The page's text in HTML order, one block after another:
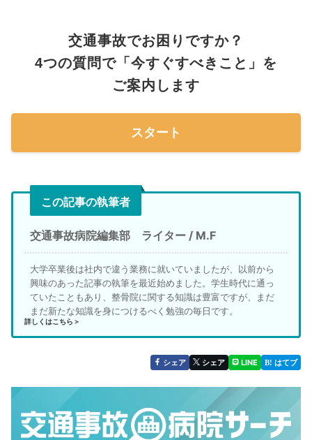
交通事故でお困りですか？
4つの質問で「今すぐすべきこと」を
ご案内します
スタート
この記事の執筆者
交通事故病院編集部 ライター / M.F
大学卒業後は社内で違う業務に就いていましたが、以前から
興味のあった記事の執筆を最近始めました。学生時代に通っ
ていたこともあり、整骨院に関する知識は豊富ですが、まだ
まだ新たな知識を身につけるべく勉強の毎日です。
詳しくはこちら＞
シェア シェア LINE はてブ